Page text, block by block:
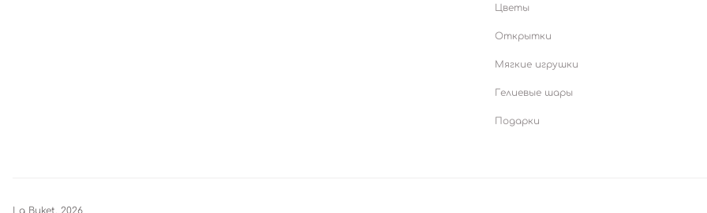
Цветы
Открытки
Мягкие игрушки
Гелиевые шары
Подарки
La Buket, 2026